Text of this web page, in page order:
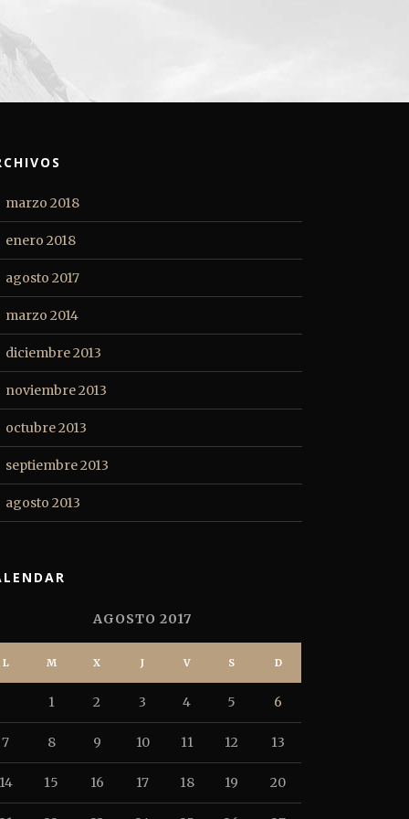
marzo 2018
enero 2018
agosto 2017
marzo 2014
diciembre 2013
noviembre 2013
octubre 2013
septiembre 2013
agosto 2013
AGOSTO 2017
L M X J V S D
1 2 3 4 5 6
7 8 9 10 11 12 13
15 16 17 18 19 20